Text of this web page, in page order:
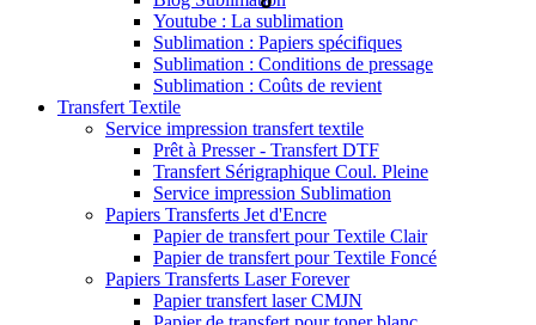
Youtube : La sublimation
Sublimation : Papiers spécifiques
Sublimation : Conditions de pressage
Sublimation : Coûts de revient
Transfert Textile
Service impression transfert textile
Prêt à Presser - Transfert DTF
Transfert Sérigraphique Coul. Pleine
Service impression Sublimation
Papiers Transferts Jet d'Encre
Papier de transfert pour Textile Clair
Papier de transfert pour Textile Foncé
Papiers Transferts Laser Forever
Papier transfert laser CMJN